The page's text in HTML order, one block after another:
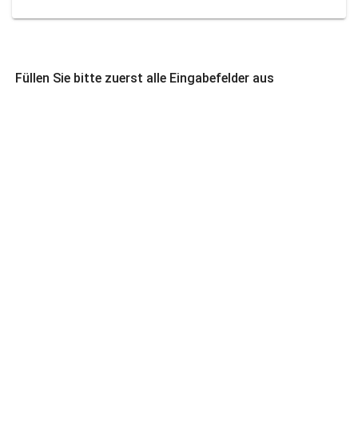
Füllen Sie bitte zuerst alle Eingabefelder aus